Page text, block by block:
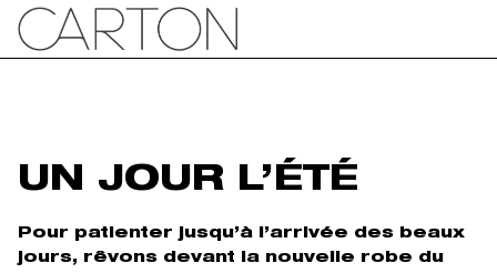
UN JOUR L’ÉTÉ
Pour patienter jusqu’à l’arrivée des beaux
jours, rêvons devant la nouvelle robe du